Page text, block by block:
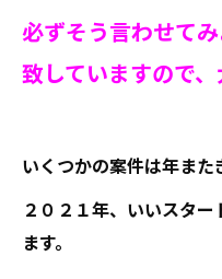
必ずそう言わせて
致していますので、
いくつかの案件は年ま
２０２１年、いいスタ
ます。